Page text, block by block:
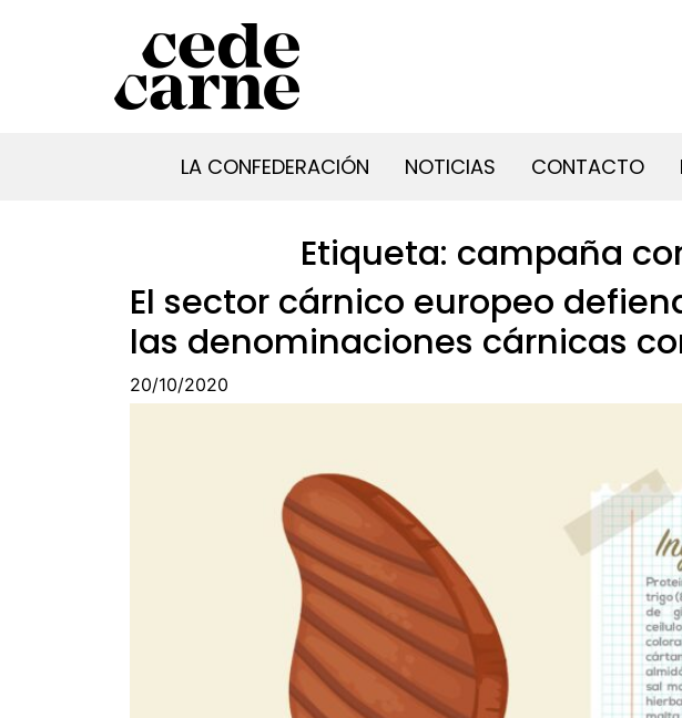
LA CONFEDERACIÓN NOTICIAS CONTACTO
Etiqueta: campaña
El sector cárnico europeo
las denominaciones cárnicas
20/10/2020